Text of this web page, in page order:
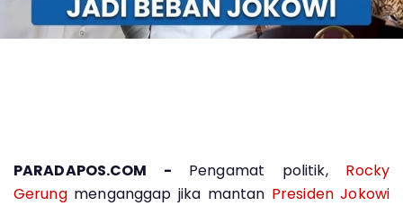
PARADAPOS.COM - Pengamat politik, Rocky
Gerungmenganggap jika mantan Presiden Jokowi